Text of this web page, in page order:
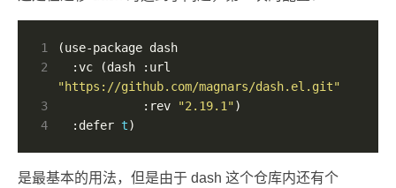
1
(use-package dash
2
"https://github.com/magnars/dash.el.git"
3
            :rev
"2.19.1"
4
  :defer
t)
是最基本的用法，但是由于 dash 这个仓库内还有个